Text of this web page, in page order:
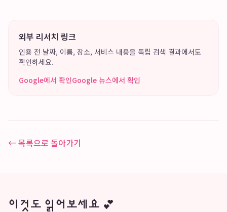
외부 리서치 링크
인용 전 날짜, 이름, 장소, 서비스 내용을 독립 검색 결과에서도
확인하세요.
Google에서 확인Google 뉴스에서 확인
← 목록으로 돌아가기
이것도 읽어보세요 💕